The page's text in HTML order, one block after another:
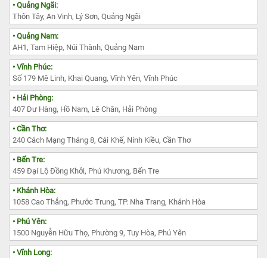
• Quảng Ngãi:
Thôn Tây, An Vinh, Lý Sơn, Quảng Ngãi
• Quảng Nam:
AH1, Tam Hiệp, Núi Thành, Quảng Nam
• Vĩnh Phúc:
Số 179 Mê Linh, Khai Quang, Vĩnh Yên, Vĩnh Phúc
• Hải Phòng:
407 Dư Hàng, Hồ Nam, Lê Chân, Hải Phòng
• Cần Thơ:
240 Cách Mạng Tháng 8, Cái Khế, Ninh Kiều, Cần Thơ
• Bến Tre:
459 Đại Lộ Đồng Khởi, Phú Khương, Bến Tre
• Khánh Hòa:
1058 Cao Thắng, Phước Trung, TP. Nha Trang, Khánh Hòa
• Phú Yên:
1500 Nguyễn Hữu Thọ, Phường 9, Tuy Hòa, Phú Yên
• Vĩnh Long: